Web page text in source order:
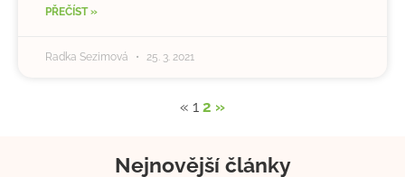
PŘEČÍST »
Radka Sezimová 25. 3. 2021
« 1 2 »
Nejnovější články